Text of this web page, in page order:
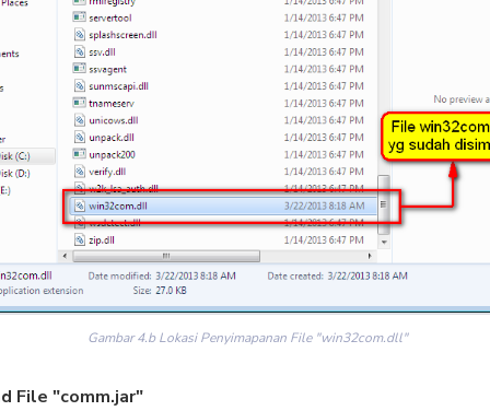
Gambar 4.b Lokasi Penyimapanan File "win32com.dll"
File "comm.jar"